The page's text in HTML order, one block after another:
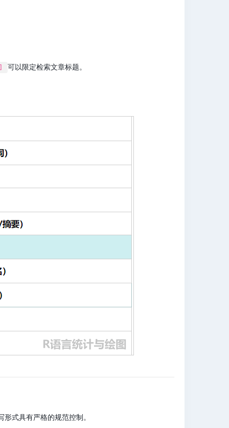
可以限定检索文章标题。
式具有严格的规范控制。